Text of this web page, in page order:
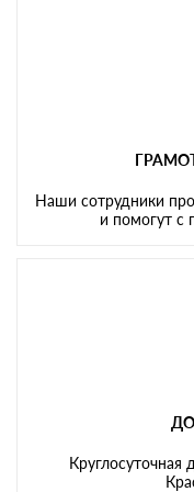
Наши сотрудники
и помогут с
Круглосуточная